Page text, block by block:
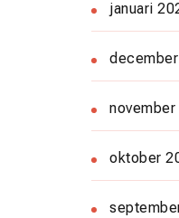
januari
oktober